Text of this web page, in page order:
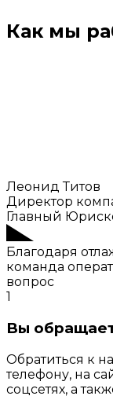
Как мы
Леонид Титов
Директор
Главный
Благодаря
команда
вопрос
1
Вы
Обратиться к
телефону, на
соцсетях, а